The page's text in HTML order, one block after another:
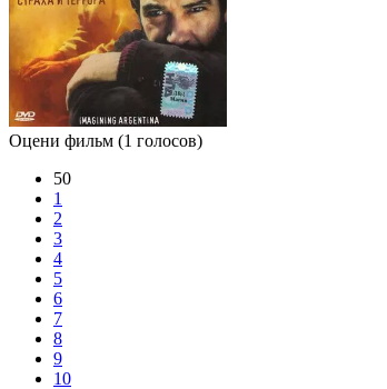
Оцени фильм (1 голосов)
50
1
2
3
4
5
6
7
8
9
10